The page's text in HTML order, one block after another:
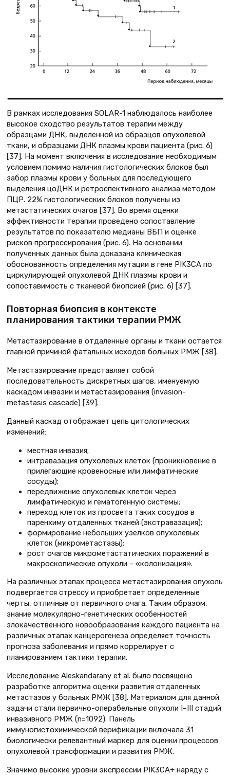
В рамках исследования SOLAR-1 наблюдалось наиболее
высокое сходство результатов терапии между
образцами ДНК, выделенной из образцов опухолевой
ткани, и образцами ДНК плазмы крови пациента (рис. 6)
[37]. На момент включения в исследование необходимым
условием помимо наличия гистологических блоков был
забор плазмы крови у больных для последующего
выделения цоДНК и ретроспективного анализа методом
ПЦР. 22% гистологических блоков получены из
метастатических очагов [37]. Во время оценки
эффективности терапии проведено сопоставление
результатов по показателю медианы ВБП и оценке
рисков прогрессирования (рис. 6). На основании
полученных данных была доказана клиническая
обоснованность определения мутации в гене PIK3CA по
циркулирующей опухолевой ДНК плазмы крови и
сопоставимость с тканевой биопсией (рис. 6) [37].
Повторная биопсия в контексте
планирования тактики терапии РМЖ
Метастазирование в отдаленные органы и ткани остается
главной причиной фатальных исходов больных РМЖ [38].
Метастазирование представляет собой
последовательность дискретных шагов, именуемую
каскадом инвазии и метастазирования (invasion-
metastasis cascade) [39].
Данный каскад отображает цепь цитологических
изменений:
местная инвазия;
интравазация опухолевых клеток (проникновение в
прилегающие кровеносные или лимфатические
сосуды);
передвижение опухолевых клеток через
лимфатическую и гематогенную системы;
переход клеток из просвета таких сосудов в
паренхиму отдаленных тканей (экстравазация);
формирование небольших узелков опухолевых
клеток (микрометастазы);
рост очагов микрометастатических поражений в
макроскопические опухоли – «колонизация».
На различных этапах процесса метастазирования опухоль
подвергается стрессу и приобретает определенные
черты, отличные от первичного очага. Таким образом,
знание молекулярно-генетических особенностей
злокачественного новообразования каждого пациента на
различных этапах канцерогенеза определяет точность
прогноза заболевания и прямо коррелирует с
планированием тактики терапии.
Исследование Aleskandarany et al. было посвящено
разработке алгоритма оценки развития отдаленных
метастазов у больных РМЖ [38]. Материалом для данной
задачи стали первично-операбельные опухоли I–III стадий
инвазивного РМЖ (n=1092). Панель
иммуногистохимической верификации включала 31
биологически релевантный маркер для оценки процессов
опухолевой трансформации и развития РМЖ.
Значимо высокие уровни экспрессии PIK3CA+ наряду с